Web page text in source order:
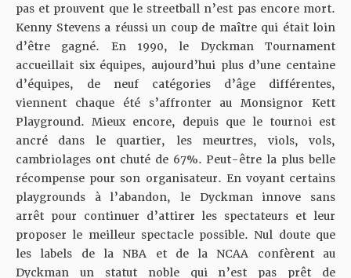
pas et prouvent que le streetball n’est pas encore mort.
Kenny Stevens a réussi un coup de maître qui était loin
d’être gagné. En 1990, le Dyckman Tournament
accueillait six équipes, aujourd’hui plus d’une centaine
d’équipes, de neuf catégories d’âge différentes,
viennent chaque été s’affronter au Monsignor Kett
Playground. Mieux encore, depuis que le tournoi est
ancré dans le quartier, les meurtres, viols, vols,
cambriolages ont chuté de 67%. Peut-être la plus belle
récompense pour son organisateur. En voyant certains
playgrounds à l’abandon, le Dyckman innove sans
arrêt pour continuer d’attirer les spectateurs et leur
proposer le meilleur spectacle possible. Nul doute que
les labels de la NBA et de la NCAA confèrent au
Dyckman un statut noble qui n’est pas prêt de